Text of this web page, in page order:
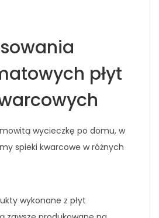
płyt
wycieczkę po domu, w
spieki kwarcowe w różnych
wykonane z płyt